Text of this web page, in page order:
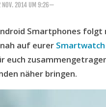
NOV. 2014 UM 9:26—
Smartphones folgt
auf eurer Smartwatch
näher bringen.